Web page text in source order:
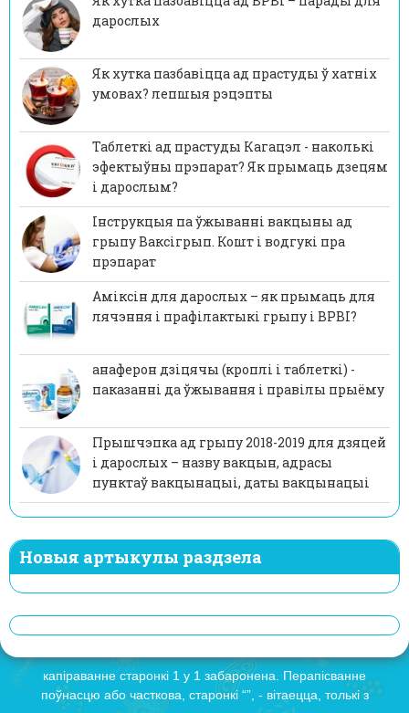
дарослых
Як хутка пазбавіцца ад прастуды ў хатніх
умовах? лепшыя рэцэпты
Таблеткі ад прастуды Кагацэл - наколькі
эфектыўны прэпарат? Як прымаць дзецям
і дарослым?
Інструкцыя па ўжыванні вакцыны ад
грыпу Ваксігрып. Кошт і водгукі пра
прэпарат
Аміксін для дарослых – як прымаць для
лячэння і прафілактыкі грыпу і ВРВІ?
анаферон дзіцячы (кроплі і таблеткі) -
паказанні да ўжывання і правілы прыёму
Прышчэпка ад грыпу 2018-2019 для дзяцей
і дарослых – назву вакцын, адрасы
пунктаў вакцынацыі, даты вакцынацыі
Новыя артыкулы раздзела
капіраванне старонкі 1 у 1 забаронена. Перапісванне
поўнасцю або часткова, старонкі “”, - вітаецца, толькі з